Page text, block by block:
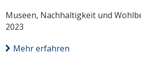
Museen, Nachhaltigkeit und
2023
Mehr erfahren